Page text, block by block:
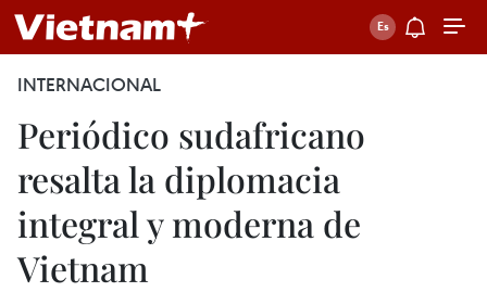
INTERNACIONAL
Periódico sudafricano
resalta la diplomacia
integral y moderna de
Vietnam